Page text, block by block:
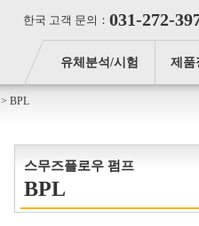
한국 고객 문의： 031-272-
유체분석/시험 제품
> BPL
스무즈플로우 펌프
BPL